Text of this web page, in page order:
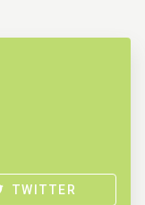
TWITTER